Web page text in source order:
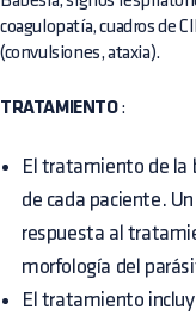
coagulopatía, cuadros de
(convulsiones, ataxia).
TRATAMIENTO:
El tratamiento de la
de cada paciente.
respuesta al
morfología del
El tratamiento